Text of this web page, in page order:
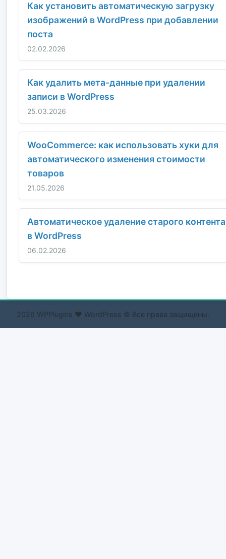
Как установить автоматическую загрузку
изображений в WordPress при добавлении
поста
02.02.2026
Как удалить мета-данные при удалении
записи в WordPress
25.03.2026
WooCommerce: как использовать хуки для
автоматического изменения стоимости
товаров
21.05.2026
Автоматическое удаление старого контента
в WordPress
06.02.2026
2026 WPPlugins ❤ WordPress © Все права защищены.